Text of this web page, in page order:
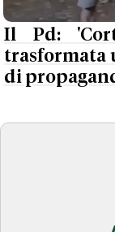
Il Pd:
trasformata
di